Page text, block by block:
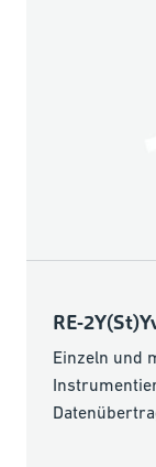
RE-
Einzeln und